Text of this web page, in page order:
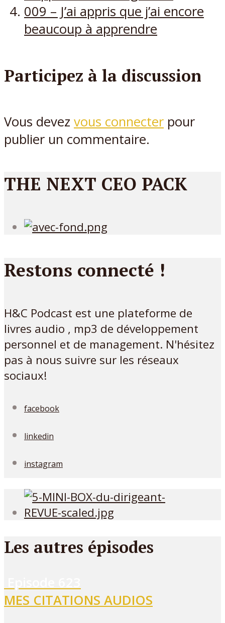
009 – J’ai appris que j’ai encore
beaucoup à apprendre
Participez à la discussion
Vous devez vous connecter pour
publier un commentaire.
THE NEXT CEO PACK
Restons connecté !
H&C Podcast est une plateforme de
livres audio , mp3 de développement
personnel et de management. N'hésitez
pas à nous suivre sur les réseaux
sociaux!
facebook
linkedin
instagram
Les autres épisodes
MES CITATIONS AUDIOS